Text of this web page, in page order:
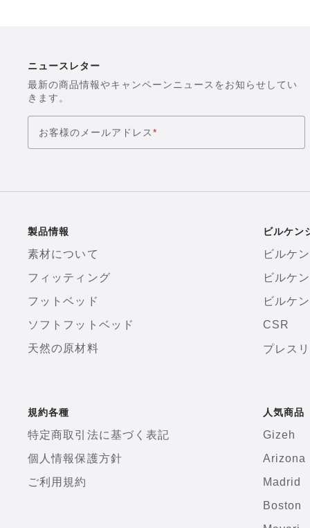
ニュースレター
最新の商品情報やキャンペーンニュースをお知らせしてい
きます。
お客様のメールアドレス*
製品情報
素材について
フィッティング
フットベッド
ソフトフットベッド
天然の原材料
ビルケン
ビルケ
ビルケ
ビルケ
CSR
プレス
規約各種
特定商取引法に基づく表記
個人情報保護方針
ご利用規約
人気商品
Gizeh
Arizona
Madrid
Boston